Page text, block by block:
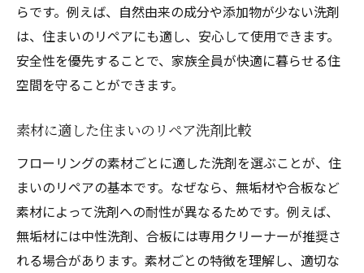
コスパ抜群の手作り洗剤活用アイデア
手作り洗剤で住まいのリペア効果を高める
フローリング掃除に強力な洗剤を安全に使うコ
ツ
住まいのリペアに強力洗剤活用時の注意点
強力な住まいのリペア洗剤の選び方
安全に使うための下準備と手順解説
強力洗剤のリスクと対策ポイント
住まいのリペアで安全性を両立させる方法
らです。例えば、自然由来の成分や添加物が少ない洗剤
は、住まいのリペアにも適し、安心して使用できます。
安全性を優先することで、家族全員が快適に暮らせる住
空間を守ることができます。
素材に適した住まいのリペア洗剤比較
フローリングの素材ごとに適した洗剤を選ぶことが、住
まいのリペアの基本です。なぜなら、無垢材や合板など
素材によって洗剤への耐性が異なるためです。例えば、
無垢材には中性洗剤、合板には専用クリーナーが推奨さ
れる場合があります。素材ごとの特徴を理解し、適切な